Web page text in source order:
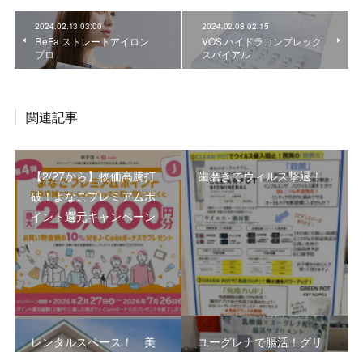
2024.02.13 03:00
ReFa ストレートアイロン
プロ
2024.02.08 02:15
VOS ハイドラコンプレック
スバイアル
関連記事
【2/27から】物価高騰打
破！よなごプレミアムポ
イント還元キャンペーン
歯磨きでウィルス撃退！
レンタルスペース！ 美 ユーグレナで腸活！グリ